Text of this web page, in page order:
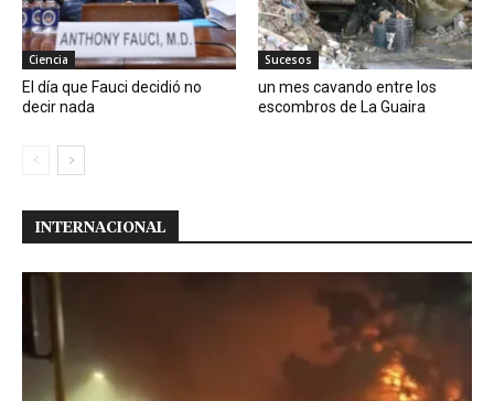
Ciencia
El día que Fauci decidió no
decir nada
Sucesos
un mes cavando entre los
escombros de La Guaira
INTERNACIONAL